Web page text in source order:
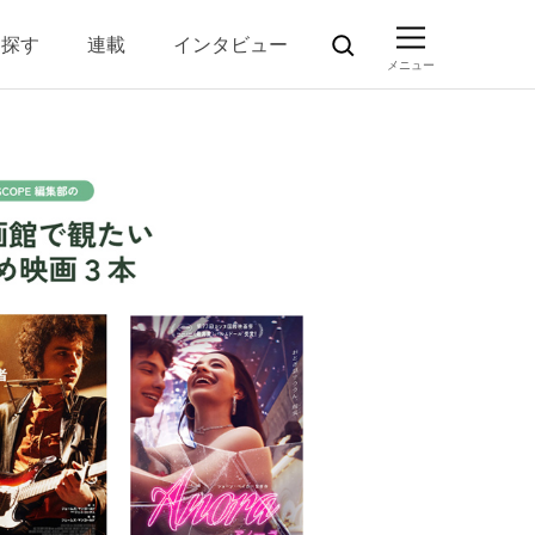
す 連載 インタビュー